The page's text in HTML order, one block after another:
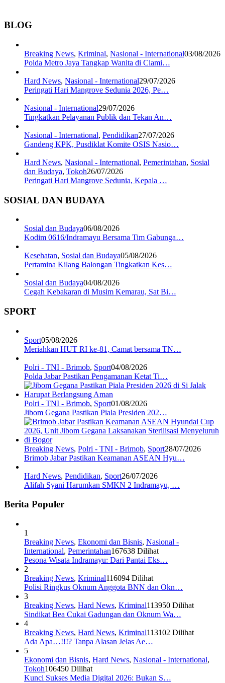
BLOG
Breaking News, Kriminal, Nasional - International03/08/2026
Polda Metro Jaya Tangkap Wanita di Ciami…
Hard News, Nasional - International29/07/2026
Peringati Hari Mangrove Sedunia 2026, Pe…
Nasional - International29/07/2026
Tingkatkan Pelayanan Publik dan Tekan An…
Nasional - International, Pendidikan27/07/2026
Gandeng KPK, Pusdiklat Komite OSIS Nasio…
Hard News, Nasional - International, Pemerintahan, Sosial
dan Budaya, Tokoh26/07/2026
Peringati Hari Mangrove Sedunia, Kepala …
SOSIAL DAN BUDAYA
Sosial dan Budaya06/08/2026
Kodim 0616/Indramayu Bersama Tim Gabunga…
Kesehatan, Sosial dan Budaya05/08/2026
Pertamina Kilang Balongan Tingkatkan Kes…
Sosial dan Budaya04/08/2026
Cegah Kebakaran di Musim Kemarau, Sat Bi…
SPORT
Sport05/08/2026
Meriahkan HUT RI ke-81, Camat bersama TN…
Polri - TNI - Brimob, Sport04/08/2026
Polda Jabar Pastikan Pengamanan Ketat Ti…
Polri - TNI - Brimob, Sport01/08/2026
Jibom Gegana Pastikan Piala Presiden 202…
Breaking News, Polri - TNI - Brimob, Sport28/07/2026
Brimob Jabar Pastikan Keamanan ASEAN Hyu…
Hard News, Pendidikan, Sport26/07/2026
Alifah Syani Harumkan SMKN 2 Indramayu, …
Berita Populer
1
Breaking News, Ekonomi dan Bisnis, Nasional -
International, Pemerintahan167638 Dilihat
Pesona Wisata Indramayu: Dari Pantai Eks…
2
Breaking News, Kriminal116094 Dilihat
Polisi Ringkus Oknum Anggota BNN dan Okn…
3
Breaking News, Hard News, Kriminal113950 Dilihat
Sindikat Bea Cukai Gadungan dan Oknum Wa…
4
Breaking News, Hard News, Kriminal113102 Dilihat
Ada Apa…!!!? Tanpa Alasan Jelas Ae…
5
Ekonomi dan Bisnis, Hard News, Nasional - International,
Tokoh106450 Dilihat
Kunci Sukses Media Digital 2026: Bukan S…